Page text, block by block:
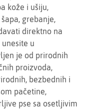
kože i ušiju,
grebanje,
direktno na
u
je od prirodnih
proizvoda,
bezbednih i
pačetine,
pse sa osetljivim